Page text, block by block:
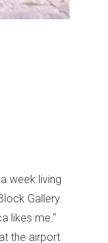
week living
Gallery.
likes me.“
the airport